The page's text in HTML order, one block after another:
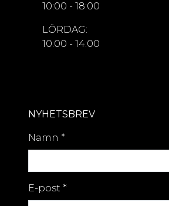
10:00 - 18:00
LÖRDAG:
10:00 - 14:00
NYHETSBREV
Namn *
E-post *